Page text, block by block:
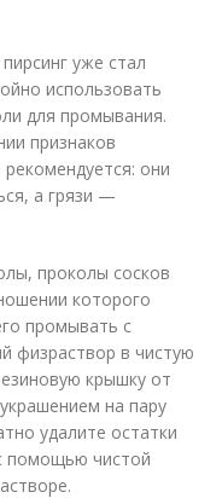
уже стал
использовать
для промывания.
признаков
они
а грязи —
проколы сосков
которого
промывать с
физраствор в чистую
крышку от
на пару
удалите остатки
помощью чистой